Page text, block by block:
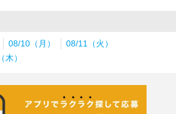
08/10（月）
08/11（火）
木）